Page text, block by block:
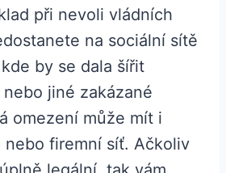
při nevoli vládních
na sociální sítě
by se dala šířit
jiné zakázané
omezení může mít i
nebo firemní síť. Ačkoliv